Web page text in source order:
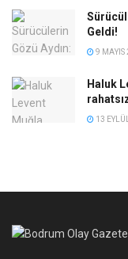
Geldi!
9 MAYIS
Haluk
13